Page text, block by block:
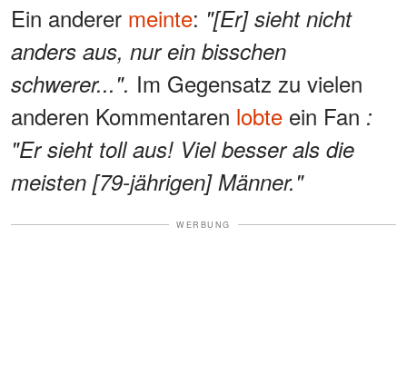
Ein anderer meinte: "[Er] sieht nicht
anders aus, nur ein bisschen
schwerer...". Im Gegensatz zu vielen
anderen Kommentaren lobte ein Fan :
"Er sieht toll aus! Viel besser als die
meisten [79-jährigen] Männer."
WERBUNG